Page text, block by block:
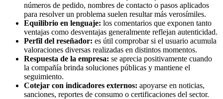
números de pedido, nombres de contacto o pasos aplicados
para resolver un problema suelen resultar más verosímiles.
Equilibrio en lenguaje: los comentarios que exponen tanto
ventajas como desventajas generalmente reflejan autenticidad.
Perfil del reseñador: es útil comprobar si el usuario acumula
valoraciones diversas realizadas en distintos momentos.
Respuesta de la empresa: se aprecia positivamente cuando
la compañía brinda soluciones públicas y mantiene el
seguimiento.
Cotejar con indicadores externos: apoyarse en noticias,
sanciones, reportes de consumo o certificaciones del sector.